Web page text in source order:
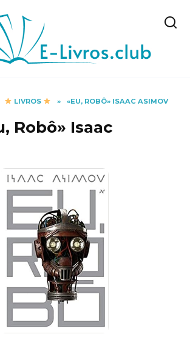
LIVROS » «EU, ROBÔ» ISAAC ASIMOV
Robô» Isaac